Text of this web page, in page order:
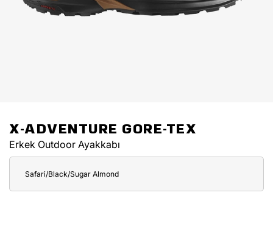
X-ADVENTURE GORE-TEX
Erkek Outdoor Ayakkabı
Safari/Black/Sugar Almond